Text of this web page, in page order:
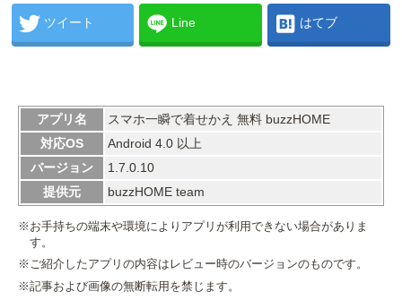
ツイート Line はてブ
アプリ名
スマホ一瞬で着せかえ 無料 buzzHOME
対応OS
Android 4.0 以上
バージョン
1.7.0.10
提供元
buzzHOME team
※お手持ちの端末や環境によりアプリが利用できない場合がありま
す。
※ご紹介したアプリの内容はレビュー時のバージョンのものです。
※記事および画像の無断転用を禁じます。